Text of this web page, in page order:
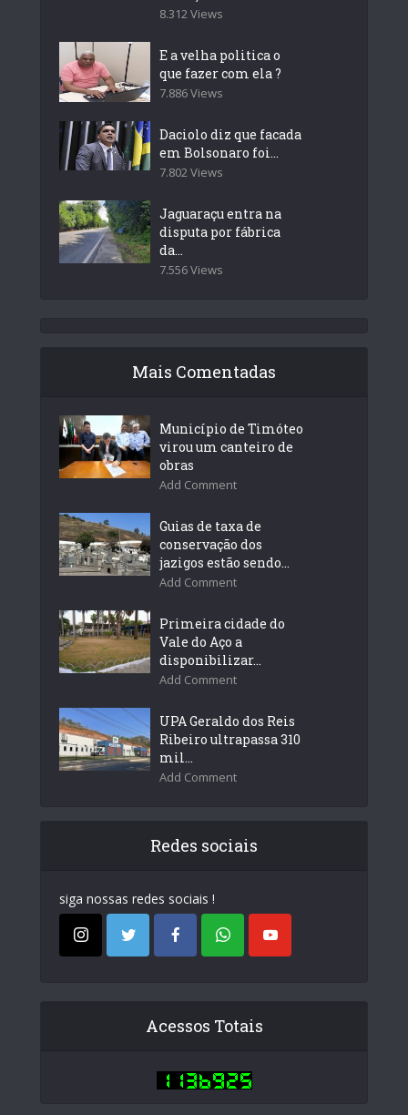
8.312 Views
E a velha politica o
que fazer com ela ?
7.886 Views
Daciolo diz que facada
em Bolsonaro foi...
7.802 Views
Jaguaraçu entra na
disputa por fábrica
da...
7.556 Views
Mais Comentadas
Município de Timóteo
virou um canteiro de
obras
Add Comment
Guias de taxa de
conservação dos
jazigos estão sendo...
Add Comment
Primeira cidade do
Vale do Aço a
disponibilizar...
Add Comment
UPA Geraldo dos Reis
Ribeiro ultrapassa 310
mil...
Add Comment
Redes sociais
siga nossas redes sociais !
Acessos Totais